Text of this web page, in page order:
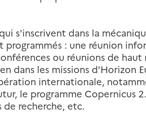
s'inscrivent dans la
: une réunion
ou réunions de haut
dans les missions d'Horizon
internationale,
le programme Copernicus
de recherche, etc.